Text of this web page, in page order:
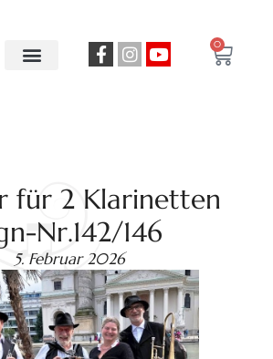
0
für 2 Klarinetten
Nr.142/146
5. Februar 2026